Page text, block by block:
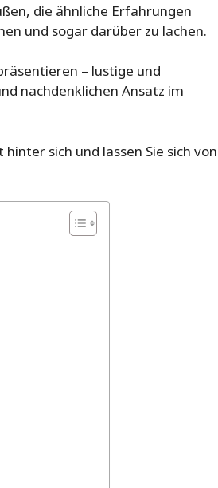
die ähnliche Erfahrungen
und sogar darüber zu lachen.
– lustige und
nachdenklichen Ansatz im
sich und lassen Sie sich von